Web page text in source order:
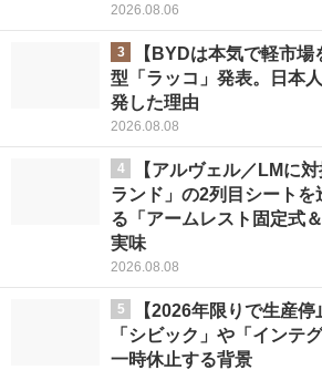
2026.08.06
3
【BYDは本気で軽市
型「ラッコ」発表。日本
発した理由
2026.08.08
4
【アルヴェル／LMに
ランド」の2列目シート
る「アームレスト固定式
実味
2026.08.08
5
【2026年限りで生産
「シビック」や「インテ
一時休止する背景